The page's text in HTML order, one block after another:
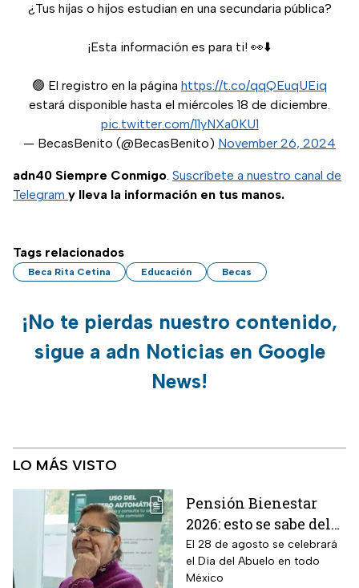
¿Tus hijas o hijos estudian en una secundaria pública?
¡Esta información es para ti! 👀⬇️
🟢 El registro en la página https://t.co/qqQEuqUEiq
estará disponible hasta el miércoles 18 de diciembre.
pic.twitter.com/11yNXa0KU1
— BecasBenito (@BecasBenito) November 26, 2024
adn40 Siempre Conmigo. Suscríbete a nuestro canal de
Telegram y lleva la información en tus manos.
Tags relacionados
Beca Rita Cetina Educación Becas
¡No te pierdas nuestro contenido,
sigue a adn Noticias en Google
News!
LO MÁS VISTO
Pensión Bienestar
2026: esto se sabe del
pago por el Día del
Abuelo en agosto
El 28 de agosto se celebrará
el Día del Abuelo en todo
México